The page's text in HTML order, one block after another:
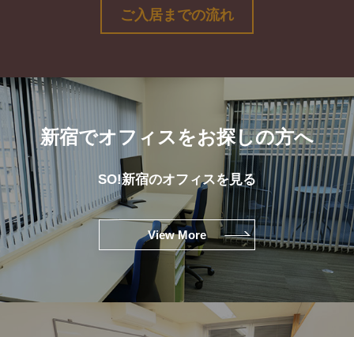
ご入居までの流れ
新宿でオフィスをお探しの方へ
SO!新宿のオフィスを見る
View More